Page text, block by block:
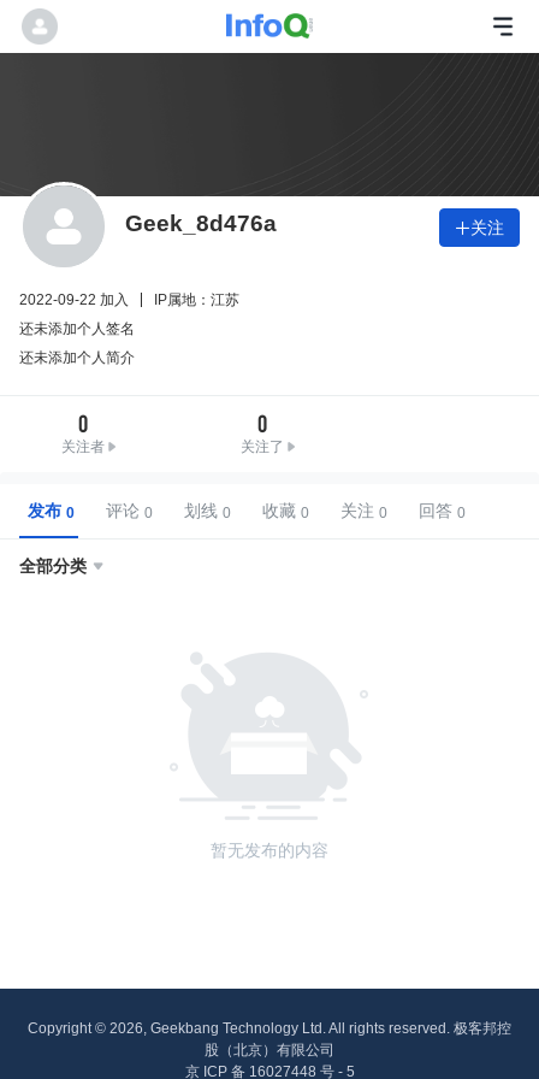
Geek_8d476a 关注
2022-09-22 加入
IP属地：江苏
还未添加个人签名
还未添加个人简介
0
关注者
0
关注了
发布 评论 划线 收藏 关注 回答
全部分类 
暂无发布的内容
Copyright © 2026, Geekbang Technology Ltd. All rights reserved. 极客邦控
股（北京）有限公司
京 ICP 备 16027448 号 - 5